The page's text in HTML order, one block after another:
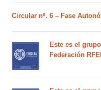
Circular nº. 6 – Fase
Este es el
Federación